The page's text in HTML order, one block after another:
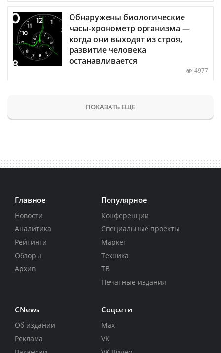
Обнаружены биологические
часы-хронометр организма —
когда они выходят из строя,
развитие человека
останавливается
4977
ПОКАЗАТЬ ЕЩЕ
Главное
Новости
Аналитика
Рейтинги
Обзоры
Архив
Популярное
Конференции
Специальные проекты
Маркет
Техника
ТВ
Печатные издания
CNews
Об издании
Реклама
Соцсети
Max
VK